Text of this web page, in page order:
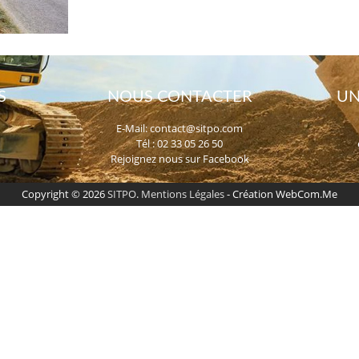
NOUS CONTACTER
E-Mail:contact@sitpo.com
Tél : 02 33 05 26 50
Rejoignez nous sur Facebook
Copyright © 2026SITPO. Mentions Légales- Création WebCom.Me